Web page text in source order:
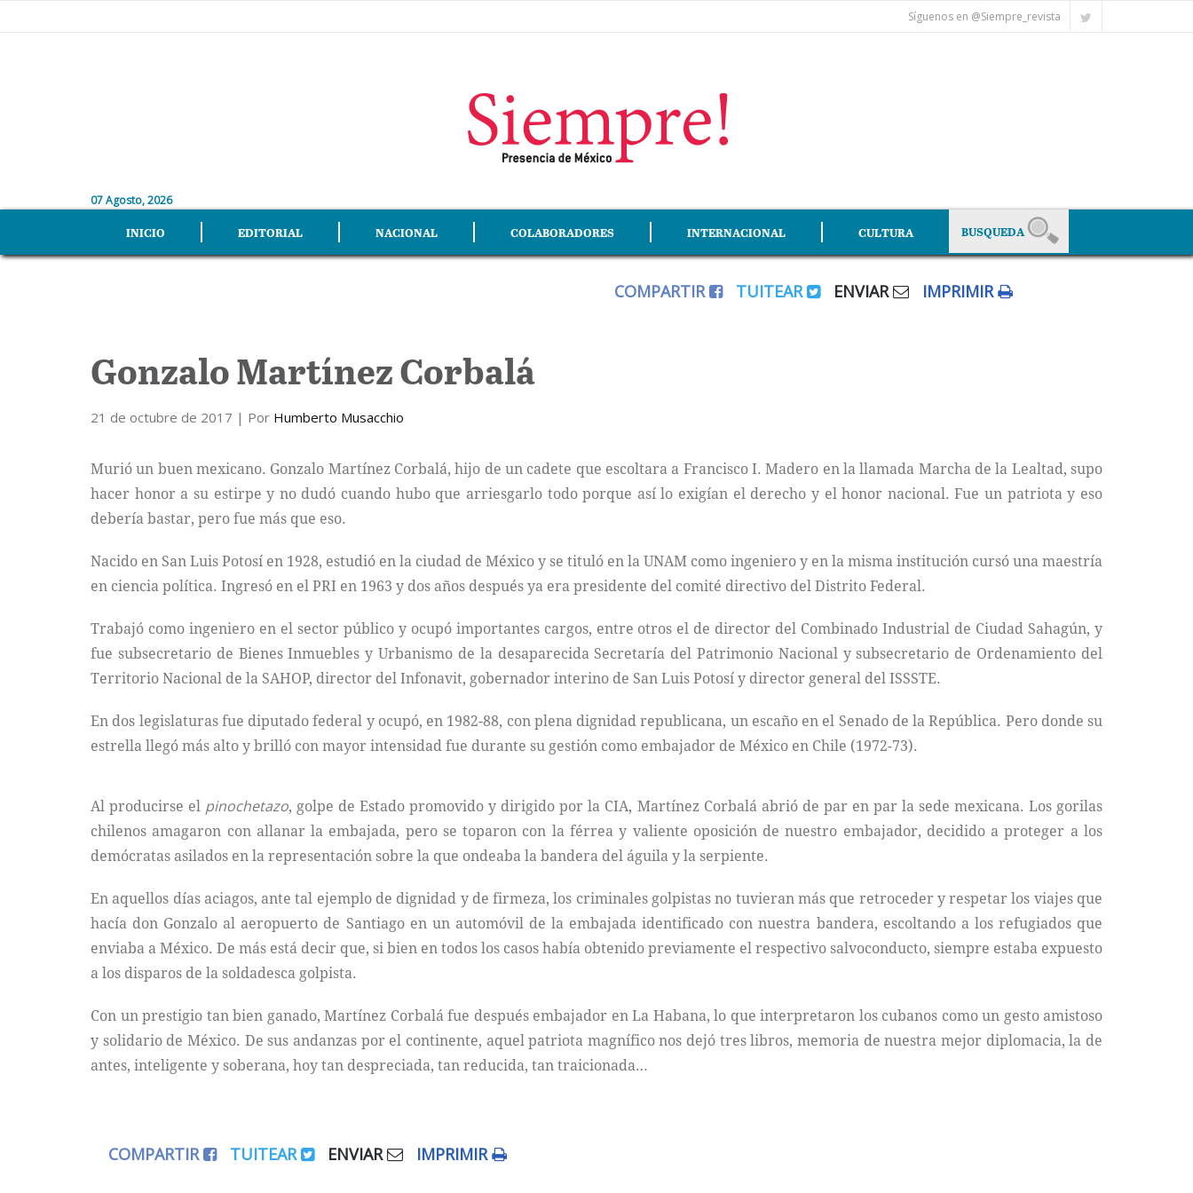
Síguenos en @Siempre_revista
07 Agosto, 2026
INICIO EDITORIAL NACIONAL COLABORADORES INTERNACIONAL CULTURA
COMPARTIR TUITEAR ENVIAR IMPRIMIR
Gonzalo Martínez Corbalá
21 de octubre de 2017 | Por Humberto Musacchio
Murió un buen mexicano. Gonzalo Martínez Corbalá, hijo de un cadete que escoltara a Francisco I. Madero en la llamada Marcha de la Lealtad, supo
hacer honor a su estirpe y no dudó cuando hubo que arriesgarlo todo porque así lo exigían el derecho y el honor nacional. Fue un patriota y eso
debería bastar, pero fue más que eso.
Nacido en San Luis Potosí en 1928, estudió en la ciudad de México y se tituló en la UNAM como ingeniero y en la misma institución cursó una maestría
en ciencia política. Ingresó en el PRI en 1963 y dos años después ya era presidente del comité directivo del Distrito Federal.
Trabajó como ingeniero en el sector público y ocupó importantes cargos, entre otros el de director del Combinado Industrial de Ciudad Sahagún, y
fue subsecretario de Bienes Inmuebles y Urbanismo de la desaparecida Secretaría del Patrimonio Nacional y subsecretario de Ordenamiento del
Territorio Nacional de la SAHOP, director del Infonavit, gobernador interino de San Luis Potosí y director general del ISSSTE.
En dos legislaturas fue diputado federal y ocupó, en 1982-88, con plena dignidad republicana, un escaño en el Senado de la República. Pero donde su
estrella llegó más alto y brilló con mayor intensidad fue durante su gestión como embajador de México en Chile (1972-73).
Al producirse el pinochetazo, golpe de Estado promovido y dirigido por la CIA, Martínez Corbalá abrió de par en par la sede mexicana. Los gorilas
chilenos amagaron con allanar la embajada, pero se toparon con la férrea y valiente oposición de nuestro embajador, decidido a proteger a los
demócratas asilados en la representación sobre la que ondeaba la bandera del águila y la serpiente.
En aquellos días aciagos, ante tal ejemplo de dignidad y de firmeza, los criminales golpistas no tuvieran más que retroceder y respetar los viajes que
hacía don Gonzalo al aeropuerto de Santiago en un automóvil de la embajada identificado con nuestra bandera, escoltando a los refugiados que
enviaba a México. De más está decir que, si bien en todos los casos había obtenido previamente el respectivo salvoconducto, siempre estaba expuesto
a los disparos de la soldadesca golpista.
Con un prestigio tan bien ganado, Martínez Corbalá fue después embajador en La Habana, lo que interpretaron los cubanos como un gesto amistoso
y solidario de México. De sus andanzas por el continente, aquel patriota magnífico nos dejó tres libros, memoria de nuestra mejor diplomacia, la de
antes, inteligente y soberana, hoy tan despreciada, tan reducida, tan traicionada…
COMPARTIR TUITEAR ENVIAR IMPRIMIR